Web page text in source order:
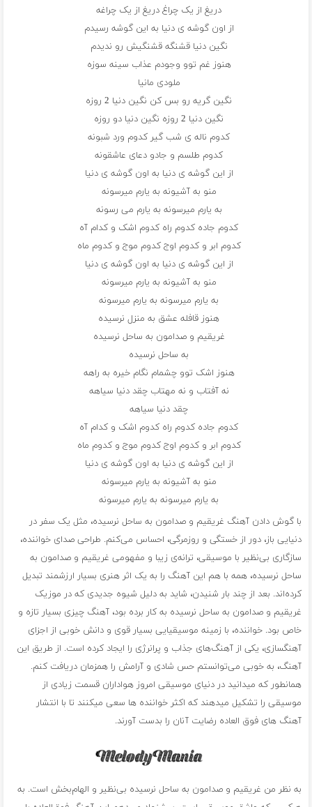
دریغ از یک چراغ دریغ از یک چراغه
از اون گوشه ی دنیا به این گوشه رسیدم
نگین دنیا قشنگه قشنگیش رو ندیدم
هنوز غم توو وجودم عذاب سینه سوزه
ملودی مانیا
نگین گریه رو بس کن نگین دنیا 2 روزه
نگین دنیا 2 روزه نگین دنیا دو روزه
کدوم ناله ی شب گیر کدوم ورد شبونه
کدوم طلسم و جادو دعای عاشقونه
از این گوشه ی دنیا به اون گوشه ی دنیا
منو به آشیونه به یارم میرسونه
به یارم میرسونه به یارم می رسونه
کدوم جاده کدوم راه کدوم اشک و کدام آه
کدوم ابر و کدوم اوج کدوم موج و کدوم ماه
از این گوشه ی دنیا به اون گوشه ی دنیا
منو به آشیونه به یارم میرسونه
به یارم میرسونه به یارم میرسونه
هنوز قافله عشق به منزل نرسیده
غریقیم و صدامون به ساحل نرسیده
به ساحل نرسیده
هنوز اشک توو چشمام نگام خیره به راهه
نه آفتاب و نه مهتاب چقد دنیا سیاهه
چقد دنیا سیاهه
کدوم جاده کدوم راه کدوم اشک و کدام آه
کدوم ابر و کدوم اوج کدوم موج و کدوم ماه
از این گوشه ی دنیا به اون گوشه ی دنیا
منو به آشیونه به یارم میرسونه
به یارم میرسونه به یارم میرسونه
با گوش دادن آهنگ غریقیم و صدامون به ساحل نرسیده، مثل یک سفر در
دنیایی باز، دور از خستگی و روزمرگی، احساس می‌کنم. طراحی صدای خواننده،
سازگاری بی‌نظیر با موسیقی، ترانه‌ی زیبا و مفهومی غریقیم و صدامون به
ساحل نرسیده، همه با هم این آهنگ را به یک اثر هنری بسیار ارزشمند تبدیل
کرده‌اند. بعد از چند بار شنیدن، شاید به دلیل شیوه جدیدی که در موزیک
غریقیم و صدامون به ساحل نرسیده به کار برده بود، آهنگ چیزی بسیار تازه و
خاص بود. خواننده، با زمینه موسیقیایی بسیار قوی و دانش خوبی از اجزای
آهنگسازی، یکی از آهنگ‌های جذاب و پرانرژی را ایجاد کرده است. از طریق این
آهنگ، به خوبی می‌توانستم حس شادی و آرامش را همزمان دریافت کنم.
همانطور که میدانید در دنیای موسیقی امروز هواداران قسمت زیادی از
موسیقی را تشکیل میدهند که اکثر خواننده‌ ها سعی میکنند تا با انتشار
آهنگ ‌های فوق العاده رضایت آنان را بدست آورند.
به نظر من غریقیم و صدامون به ساحل نرسیده بی‌نظیر و الهام‌بخش است. به